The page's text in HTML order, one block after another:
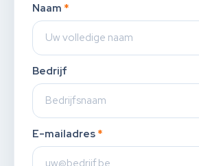
Naam *
Bedrijf
E-mailadres *